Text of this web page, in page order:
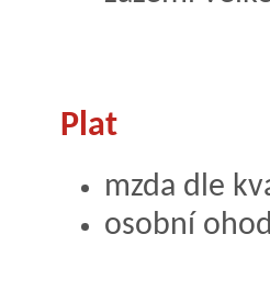
Plat
mzda dle
osobní